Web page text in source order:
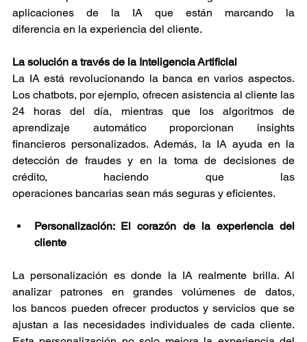
aplicaciones de la IA que están marcando la
diferencia en la experiencia del cliente.
La solución a través de la Inteligencia Artificial
La IA está revolucionando la banca en varios aspectos.
Los chatbots, por ejemplo, ofrecen asistencia al cliente las
24 horas del día, mientras que los algoritmos de
aprendizaje automático proporcionan insights
financieros personalizados. Además, la IA ayuda en la
detección de fraudes y en la toma de decisiones de
crédito, haciendo que las
operaciones bancarias sean más seguras y eficientes.
Personalización: El corazón de la experiencia del
cliente
La personalización es donde la IA realmente brilla. Al
analizar patrones en grandes volúmenes de datos,
los bancos pueden ofrecer productos y servicios que se
ajustan a las necesidades individuales de cada cliente.